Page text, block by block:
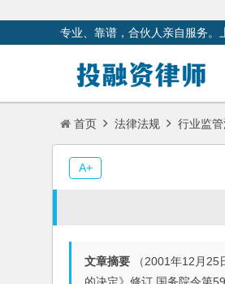
专业、靠谱，合伙人亲自服务。
首页 法律法规 行业监
文章摘要 （2001年12月25
A+